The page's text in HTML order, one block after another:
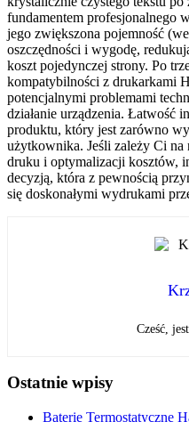
fundamentem profesjonalnego
jego zwiększona pojemność
oszczędności i wygodę,
koszt pojedynczej strony. Po
kompatybilności z drukarkami
potencjalnymi problemami
działanie urządzenia. Łatwość
produktu, który jest zarówno
użytkownika. Jeśli zależy Ci na
druku i optymalizacji kosztów,
decyzją, która z pewnością
się doskonałymi wydrukami
Cześć,
Ostatnie wpisy
Baterie Termostatyczne